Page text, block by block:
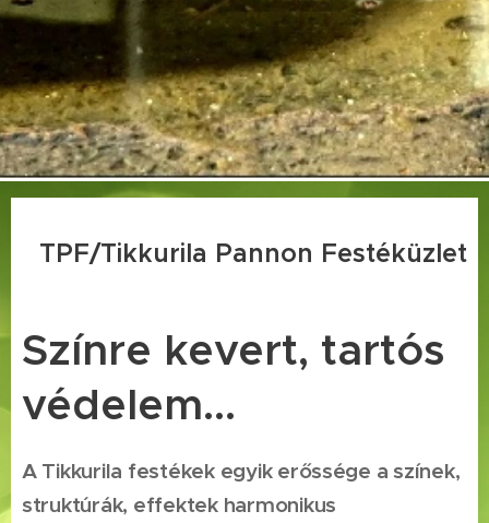
TPF/Tikkurila Pannon Festéküzlet
Színre kevert, tartós
védelem...
A Tikkurila festékek egyik erőssége a színek,
struktúrák, effektek harmonikus